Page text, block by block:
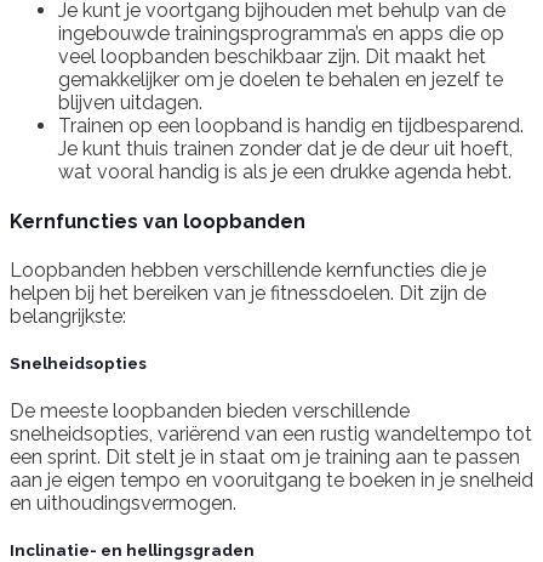
Je kunt je voortgang bijhouden met behulp van de
ingebouwde trainingsprogramma’s en apps die op
veel loopbanden beschikbaar zijn. Dit maakt het
gemakkelijker om je doelen te behalen en jezelf te
blijven uitdagen.
Trainen op een loopband is handig en tijdbesparend.
Je kunt thuis trainen zonder dat je de deur uit hoeft,
wat vooral handig is als je een drukke agenda hebt.
Kernfuncties van loopbanden
Loopbanden hebben verschillende kernfuncties die je
helpen bij het bereiken van je fitnessdoelen. Dit zijn de
belangrijkste:
Snelheidsopties
De meeste loopbanden bieden verschillende
snelheidsopties, variërend van een rustig wandeltempo tot
een sprint. Dit stelt je in staat om je training aan te passen
aan je eigen tempo en vooruitgang te boeken in je snelheid
en uithoudingsvermogen.
Inclinatie- en hellingsgraden